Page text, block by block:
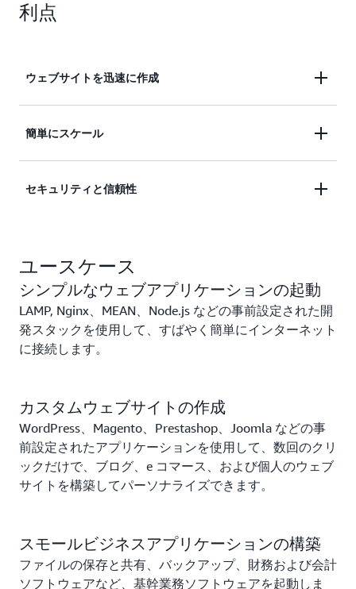
利点
ウェブサイトを迅速に作成
数回クリックするだけで、ウェブサイトやアプリケ
簡単にスケール
成長に合わせて簡単にスケールしたり、Amazon
セキュリティと信頼性
ィと信頼性を活用します。
ユースケース
シンプルなウェブアプリケーションの起動
LAMP, Nginx、MEAN、Node.js などの事前設定された開
発スタックを使用して、すばやく簡単にインターネット
に接続します。
カスタムウェブサイトの作成
WordPress、Magento、Prestashop、Joomla などの事
前設定されたアプリケーションを使用して、数回のクリ
ックだけで、ブログ、e コマース、および個人のウェブ
サイトを構築してパーソナライズできます。
スモールビジネスアプリケーションの構築
ファイルの保存と共有、バックアップ、財務および会計
ソフトウェアなど、基幹業務ソフトウェアを起動しま